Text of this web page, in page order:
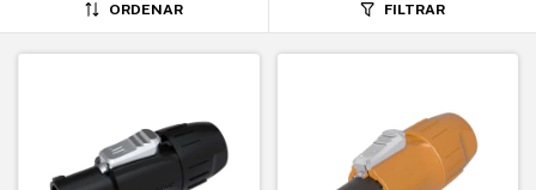
ORDENAR FILTRAR